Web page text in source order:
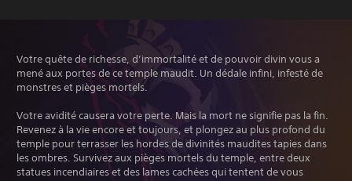
Votre quête de richesse, d’immortalité et de pouvoir divin vous a
mené aux portes de ce temple maudit. Un dédale infini, infesté de
monstres et pièges mortels.
Votre avidité causera votre perte. Mais la mort ne signifie pas la fin.
Revenez à la vie encore et toujours, et plongez au plus profond du
temple pour terrasser les hordes de divinités maudites tapies dans
les ombres. Survivez aux pièges mortels du temple, entre deux
statues incendiaires et des lames cachées qui tentent de vous